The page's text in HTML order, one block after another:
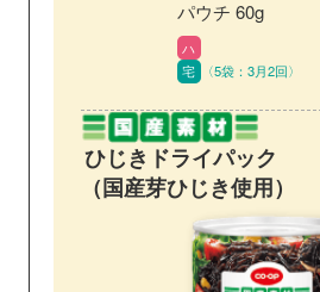
パウチ 60g
ハ
宅 〈5袋：3月2回〉
ひじきドライパック
（国産芽ひじき使用）